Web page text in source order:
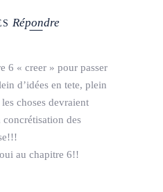
Répondre
6 « creer » pour passer
d’idées en tete, plein
choses devraient
des
au chapitre 6!!